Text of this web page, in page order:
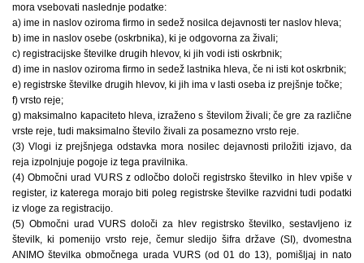
mora vsebovati naslednje podatke:
a) ime in naslov oziroma firmo in sedež nosilca dejavnosti ter naslov hleva;
b) ime in naslov osebe (oskrbnika), ki je odgovorna za živali;
c) registracijske številke drugih hlevov, ki jih vodi isti oskrbnik;
d) ime in naslov oziroma firmo in sedež lastnika hleva, če ni isti kot oskrbnik;
e) registrske številke drugih hlevov, ki jih ima v lasti oseba iz prejšnje točke;
f) vrsto reje;
g) maksimalno kapaciteto hleva, izraženo s številom živali; če gre za različne
vrste reje, tudi maksimalno število živali za posamezno vrsto reje.
(3) Vlogi iz prejšnjega odstavka mora nosilec dejavnosti priložiti izjavo, da
reja izpolnjuje pogoje iz tega pravilnika.
(4) Območni urad VURS z odločbo določi registrsko številko in hlev vpiše v
register, iz katerega morajo biti poleg registrske številke razvidni tudi podatki
iz vloge za registracijo.
(5) Območni urad VURS določi za hlev registrsko številko, sestavljeno iz
številk, ki pomenijo vrsto reje, čemur sledijo šifra države (SI), dvomestna
ANIMO številka območnega urada VURS (od 01 do 13), pomišljaj in nato